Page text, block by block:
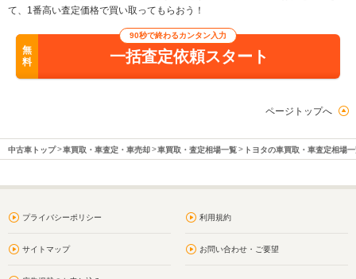
て、1番高い査定価格で買い取ってもらおう！
無
料
90秒で終わるカンタン入力
一括査定依頼スタート
ページトップへ
中古車トップ 車買取・車査定・車売却 車買取・査定相場一覧 トヨタの車買取・車査定相場
プライバシーポリシー 利用規約
サイトマップ お問い合わせ・ご要望